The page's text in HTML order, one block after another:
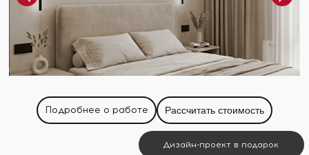
Подробнее о работе Рассчитать стоимость
Дизайн-проект в подарок